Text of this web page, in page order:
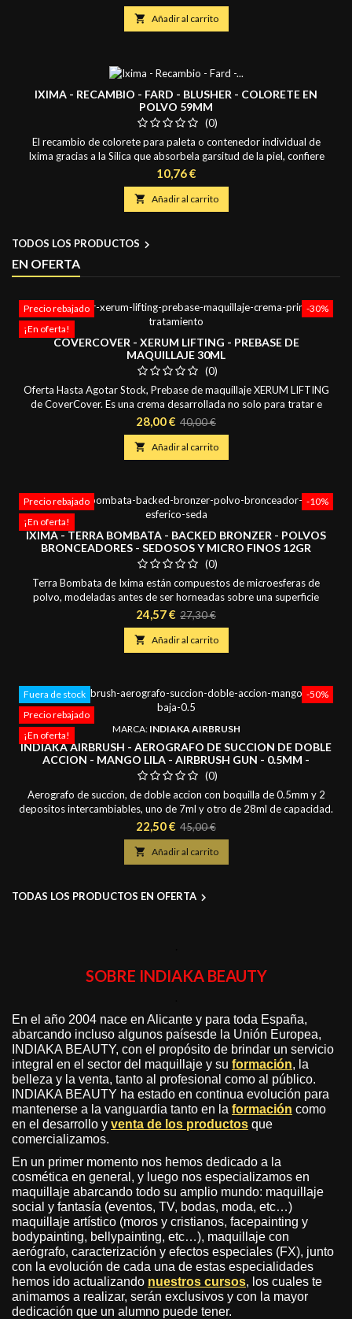
pastillas de aguacolor o pastillas multicolor (Split cake - One Stroke)
maquillajes fantasía, artísticos, body painting, face painting, Moros y
Cristianos.
 Añadir al carrito
IXIMA - RECAMBIO - FARD - BLUSHER - COLORETE EN
POLVO 59MM
(0)
El recambio de colorete para paleta o contenedor individual de
Ixima gracias a la Silica que absorbela garsitud de la piel, confiere
suavidad y sedosidad, trabajando muy bien en todo tipo de pieles,
se puede aplicar con efecto natural o en capas mas intensas para
modelar el rostro.
Precio
10,76 €
 Añadir al carrito
TODOS LOS PRODUCTOS 
EN OFERTA
-30%
Precio rebajado
¡En oferta!
COVERCOVER - XERUM LIFTING - PREBASE DE
MAQUILLAJE 30ML
(0)
Oferta Hasta Agotar Stock, Prebase de maquillaje XERUM LIFTING
de CoverCover. Es una crema desarrollada no solo para tratar e
hidratar la piel antes del maquillaje, sino como tratamiento de la piel
con cuperosis o rojeces por su exclusiva formula con Fito-Complex.
Ideal para aplicar en pieles secas o con tendencia a seca. Su
aplicación diaria mejorará...
Precio
28,00 € Precio
base
40,00 €
 Añadir al carrito
-10%
Precio rebajado
¡En oferta!
IXIMA - TERRA BOMBATA - BACKED BRONZER - POLVOS
BRONCEADORES - SEDOSOS Y MICRO FINOS 12GR
(0)
Terra Bombata de Ixima están compuestos de microesferas de
polvo, modeladas antes de ser horneadas sobre una superficie
terracota (Backed Bronzer) impalpable aumentando su brillo. Su
Textura ultra sedosa, ligera, micronizada, muy pigmentada y de alta
fijación, confiere a la piel una extrema suavidad y es ideal para el
modelado del rostro, para ser...
Precio
24,57 € Precio
base
27,30 €
 Añadir al carrito
-50%
Fuera de stock
Precio rebajado
¡En oferta!
MARCA: INDIAKA AIRBRUSH
INDIAKA AIRBRUSH - AEROGRAFO DE SUCCION DE DOBLE
ACCION - MANGO LILA - AIRBRUSH GUN - 0.5MM -
DEPOSITOS 7 Y 28ML
(0)
Aerografo de succion, de doble accion con boquilla de 0.5mm y 2
depositos intercambiables, uno de 7ml y otro de 28ml de capacidad.
Disponemos de todos sus accesorios y repuestos por separado.
Una herramienta util para realizar maquillajes aristicos, facepainting,
bodypainting y maquillaje de moros y cristianos. Hoy en dia con la
crisis del covid-19 es una...
Precio
22,50 € Precio
base
45,00 €
 Añadir al carrito
TODAS LOS PRODUCTOS EN OFERTA 
SOBRE INDIAKA BEAUTY
En el año 2004 nace en Alicante y para toda España,
abarcando incluso algunos paísesde la Unión Europea,
INDIAKA BEAUTY, con el propósito de brindar un servicio
integral en el sector del maquillaje y su formación, la
belleza y la venta, tanto al profesional como al público.
INDIAKA BEAUTY ha estado en continua evolución para
mantenerse a la vanguardia tanto en la formación como
en el desarrollo y venta de los productos que
comercializamos.
En un primer momento nos hemos dedicado a la
cosmética en general, y luego nos especializamos en
maquillaje abarcando todo su amplio mundo: maquillaje
social y fantasía (eventos, TV, bodas, moda, etc…)
maquillaje artístico (moros y cristianos, facepainting y
bodypainting, bellypainting, etc…), maquillaje con
aerógrafo, caracterización y efectos especiales (FX), junto
con la evolución de cada una de estas especialidades
hemos ido actualizando nuestros cursos, los cuales te
animamos a realizar, serán exclusivos y con la mayor
dedicación que un alumno puede tener.